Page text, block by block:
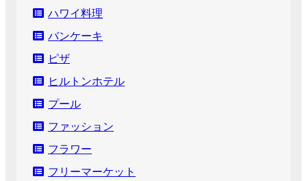
ハワイ料理
バンケーキ
ピザ
ヒルトンホテル
プール
ファッション
フラワー
フリーマーケット